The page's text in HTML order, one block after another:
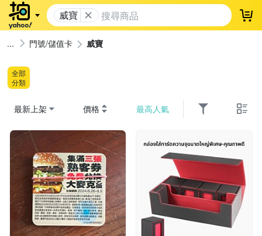
威寶 登
門號/儲值卡 威寶
全部
分類
最新上架 價格 最高人氣